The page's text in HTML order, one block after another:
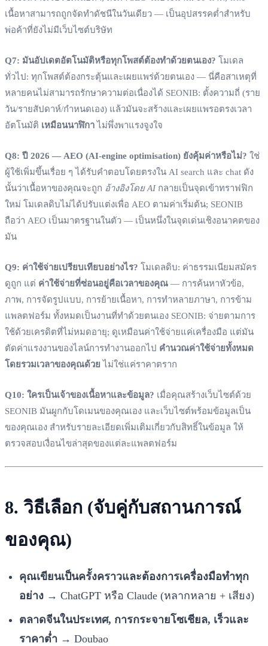
เนื้อหาสามารถถูกจัดทำดัชนีในวันเดียว — เป็นอุปสรรคต่ำสำหรับ
พ่อค้าที่ยังไม่มีเว็บไซต์บริษัท
Q7: มันอัปเดตอัตโนมัติหรือทุกโพสต์ต้องทำด้วยตนเอง? โมเดล
ทั่วไป: ทุกโพสต์ต้องกระตุ้นและเผยแพร่ด้วยตนเอง — นี่คือสาเหตุที่
หลายคนไม่สามารถรักษาความต่อเนื่องได้ SEONIB: ตั้งความถี่ (ราย
วัน/รายสัปดาห์/กำหนดเอง) แล้วมันจะสร้างและเผยแพรอตรงเวลา
อัตโนมัติ เหมือนนาฬิกา ไม่พึ่งพาแรงจูงใจ
Q8: ปี 2026 — AEO (AI‑engine optimisation) ยังคุ้มค่าหรือไม่? ใช่
ผู้ใช้เพิ่มขึ้นเรื่อย ๆ ได้รับคำตอบโดยตรงใน AI search และ chat ดัง
นั้นว่าเนื้อหาของคุณจะถูก อ้างอิงโดย AIกลายเป็นจุดเข้าทราฟฟิก
ใหม่ โมเดลดิบไม่ได้ปรับแต่งเพื่อ AEO ตามค่าเริ่มต้น; SEONIB
ถือว่า AEO เป็นมาตรฐานในตัว — เป็นหนึ่งในจุดเด่นเชิงอนาคตของ
มัน
Q9: ค่าใช้จ่ายเปรียบเทียบอย่างไร? โมเดลดิบ: ค่าธรรมเนียมสมัคร
ดูถูก แต่ ค่าใช้จ่ายที่ซ่อนอยู่คือเวลาของคุณ — การค้นหาหัวข้อ,
ภาพ, การจัดรูปแบบ, การย้ายเนื้อหา, การทำหลายภาษา, การข้าม
แพลตฟอร์ม ทั้งหมดเป็นงานที่ทำด้วยตนเอง SEONIB: จ่ายตามการ
ใช้ด้วยเครดิตที่ไม่หมดอายุ; ดูเหมือนค่าใช้จ่ายแค่เครื่องมือ แต่มัน
ตัดค่าแรงงานของไลน์การทำงานออกไป คำนวณค่าใช้จ่ายทั้งหมด
โดยรวมเวลาของคุณด้วย ไม่ใช่แค่ราคาตราก
Q10: ใครเป็นเจ้าของเนื้อหาและข้อมูล? เมื่อคุณสร้างเว็บไซต์ด้วย
SEONIB มันผูกกับโดเมนของคุณเอง และเว็บไซต์พร้อมข้อมูลเป็น
ของคุณเอง สำหรับรายละเอียดเพิ่มเติมเกี่ยวกับสิทธิ์ในข้อมูล ให้
ตรวจสอบเงื่อนไขล่าสุดของแต่ละแพลตฟอร์ม
8. วิธีเลือก (จับคู่กับสถานการณ์
ของคุณ)
คุณเขียนเป็นครั้งคราวและต้องการเครื่องมือทำทุก
อย่าง → ChatGPT หรือ Claude (หลากหลาย + เสียง)
ตลาดจีนในประเทศ, การกระจายโซเชียล, เร็วและ
ราคาต่ำ → Doubao